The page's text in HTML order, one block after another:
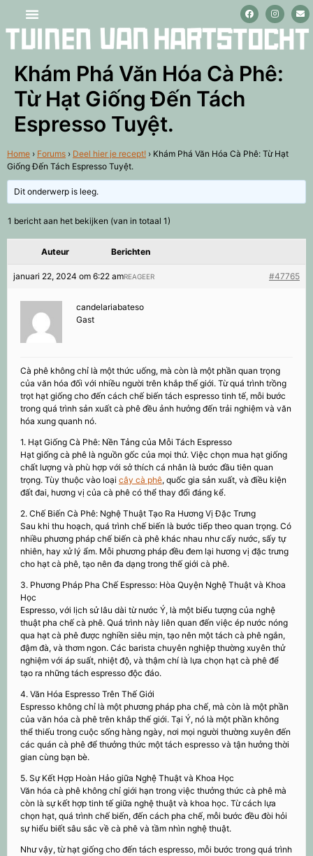
Khám Phá Văn Hóa Cà Phê:
Từ Hạt Giống Đến Tách
Espresso Tuyệt.
Home › Forums › Deel hier je recept! › Khám Phá Văn Hóa Cà Phê: Từ Hạt
Giống Đến Tách Espresso Tuyệt.
Dit onderwerp is leeg.
1 bericht aan het bekijken (van in totaal 1)
Auteur Berichten
januari 22, 2024 om 6:22 am #47765
REAGEER
candelariabateso
Gast
Cà phê không chỉ là một thức uống, mà còn là một phần quan trọng
của văn hóa đối với nhiều người trên khắp thế giới. Từ quá trình trồng
trọt hạt giống cho đến cách chế biến tách espresso tinh tế, mỗi bước
trong quá trình sản xuất cà phê đều ảnh hưởng đến trải nghiệm và văn
hóa xung quanh nó.
1. Hạt Giống Cà Phê: Nền Tảng của Mỗi Tách Espresso
Hạt giống cà phê là nguồn gốc của mọi thứ. Việc chọn mua hạt giống
chất lượng và phù hợp với sở thích cá nhân là bước đầu tiên quan
trọng. Tùy thuộc vào loại cây cà phê, quốc gia sản xuất, và điều kiện
đất đai, hương vị của cà phê có thể thay đổi đáng kể.
2. Chế Biến Cà Phê: Nghệ Thuật Tạo Ra Hương Vị Đặc Trưng
Sau khi thu hoạch, quá trình chế biến là bước tiếp theo quan trọng. Có
nhiều phương pháp chế biến cà phê khác nhau như cấy nước, sấy tự
nhiên, hay xử lý ẩm. Mỗi phương pháp đều đem lại hương vị đặc trưng
cho hạt cà phê, tạo nên đa dạng trong thế giới cà phê.
3. Phương Pháp Pha Chế Espresso: Hòa Quyện Nghệ Thuật và Khoa
Học
Espresso, với lịch sử lâu dài từ nước Ý, là một biểu tượng của nghệ
thuật pha chế cà phê. Quá trình này liên quan đến việc ép nước nóng
qua hạt cà phê được nghiền siêu mịn, tạo nên một tách cà phê ngắn,
đậm đà, và thơm ngon. Các barista chuyên nghiệp thường xuyên thử
nghiệm với áp suất, nhiệt độ, và thậm chí là lựa chọn hạt cà phê để
tạo ra những tách espresso độc đáo.
4. Văn Hóa Espresso Trên Thế Giới
Espresso không chỉ là một phương pháp pha chế, mà còn là một phần
của văn hóa cà phê trên khắp thế giới. Tại Ý, nó là một phần không
thể thiếu trong cuộc sống hàng ngày, nơi mọi người thường xuyên đến
các quán cà phê để thưởng thức một tách espresso và tận hưởng thời
gian cùng bạn bè.
5. Sự Kết Hợp Hoàn Hảo giữa Nghệ Thuật và Khoa Học
Văn hóa cà phê không chỉ giới hạn trong việc thưởng thức cà phê mà
còn là sự kết hợp tinh tế giữa nghệ thuật và khoa học. Từ cách lựa
chọn hạt, quá trình chế biến, đến cách pha chế, mỗi bước đều đòi hỏi
sự hiểu biết sâu sắc về cà phê và tầm nhìn nghệ thuật.
Như vậy, từ hạt giống cho đến tách espresso, mỗi bước trong quá trình